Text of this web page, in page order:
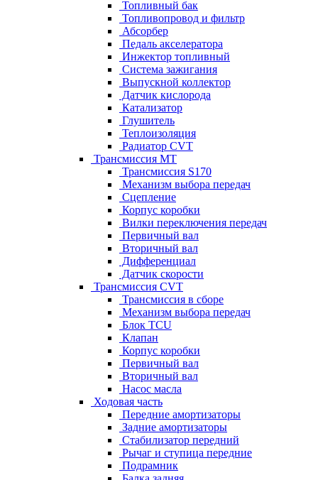
Топливный бак
Топливопровод и фильтр
Абсорбер
Педаль акселератора
Инжектор топливный
Система зажигания
Выпускной коллектор
Датчик кислорода
Катализатор
Глушитель
Теплоизоляция
Радиатор CVT
Трансмиссия MT
Трансмиссия S170
Механизм выбора передач
Сцепление
Корпус коробки
Вилки переключения передач
Первичный вал
Вторичный вал
Дифференциал
Датчик скорости
Трансмиссия CVT
Трансмиссия в сборе
Механизм выбора передач
Блок TCU
Клапан
Корпус коробки
Первичный вал
Вторичный вал
Насос масла
Ходовая часть
Передние амортизаторы
Задние амортизаторы
Стабилизатор передний
Рычаг и ступица передние
Подрамник